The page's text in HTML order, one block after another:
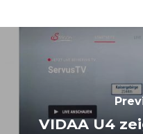
VIDAA U4